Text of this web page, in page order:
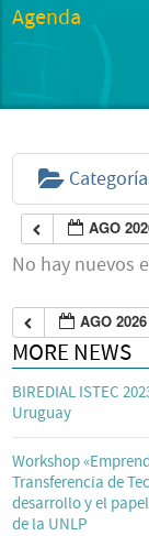
Agenda
AGO
No hay nuevos
AGO 2026
MORE NEWS
BIREDIAL ISTEC
Uruguay
Workshop
Transferencia de
desarrollo y el
de la UNLP